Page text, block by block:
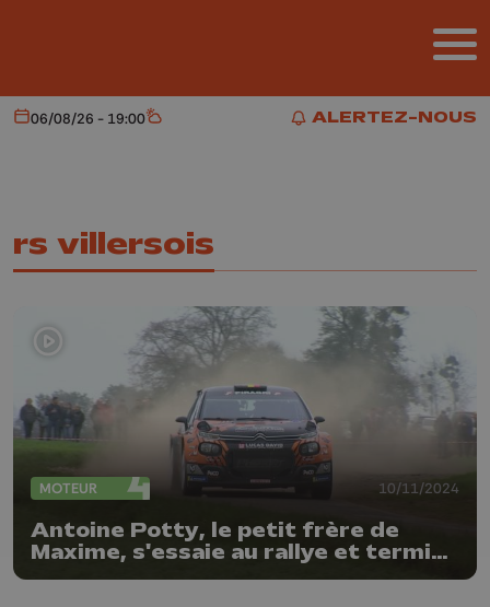
ALERTEZ-NOUS
ALERTEZ-NOUS
Aujourd'hui
06/08/26 - 19:00 Météo
rs villersois
MOTEUR 10/11/2024
Antoine Potty, le petit frère de
Maxime, s'essaie au rallye et termine
3e